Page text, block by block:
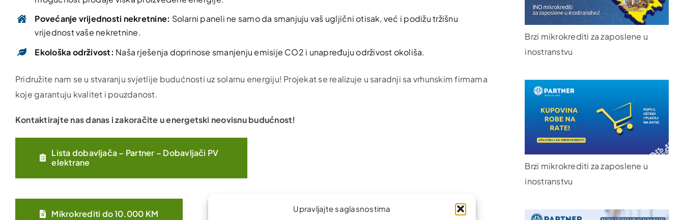
Upravljajte saglasnostima
Povećanje vrijednosti nekretnine: Solarni paneli ne samo da smanjuju vaš ugljični otisak, već i podižu tržišnu
vrijednost vaše nekretnine.
Ekološka održivost: Naša rješenja doprinose smanjenju emisije CO2 i unapređuju održivost okoliša.
Pridružite nam se u stvaranju svjetlije budućnosti uz solarnu energiju! Projekat se realizuje u saradnji sa vrhunskim firmama
koje garantuju kvalitet i pouzdanost.
Kontaktirajte nas danas i zakoračite u energetski neovisnu budućnost!
Lista dobavljača – Partner – Dobavljači PV
elektrane
Mikrokrediti do 10.000 KM
Brzi mikrokrediti za zaposlene u
inostranstvu
Brzi mikrokrediti za zaposlene u
inostranstvu